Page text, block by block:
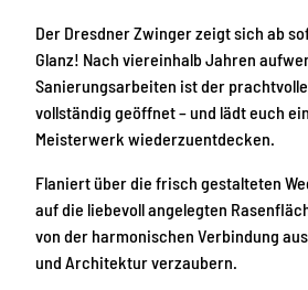
Der Dresdner Zwinger zeigt sich ab
Glanz! Nach viereinhalb Jahren
Sanierungsarbeiten ist der
vollständig geöffnet – und lädt euch
Meisterwerk wiederzuentdecken.
Flaniert über die frisch gestalteten
auf die liebevoll angelegten
von der harmonischen Verbindung
und Architektur verzaubern.